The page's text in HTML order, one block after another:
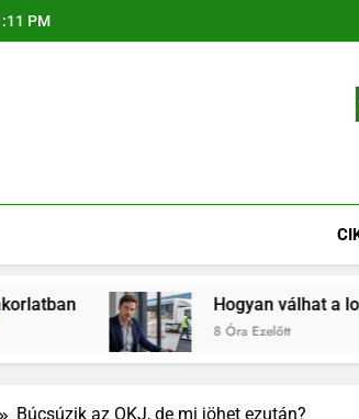
PM
Hogyan válhat a logisztikai
8 Óra Ezelőtt
Búcsúzik az OKJ, de mi jöhet ezután?